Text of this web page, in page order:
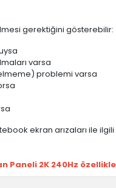
gerektiğini gösterebilir:
varsa
problemi varsa
ekran arızaları
Paneli 2K 240Hz